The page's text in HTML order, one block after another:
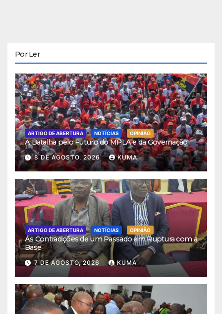
Por Ler
ARTIGO DE ABERTURA NOTÍCIAS OPINIÃO
A Batalha pelo Futuro do MPLA e da Governação
8 DE AGOSTO, 2026 KUMA
ARTIGO DE ABERTURA NOTÍCIAS OPINIÃO
As Contradições de um Passado em Ruptura com a
Base
7 DE AGOSTO, 2026 KUMA